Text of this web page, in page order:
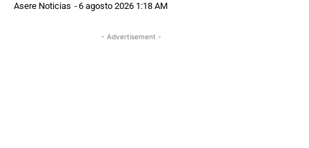
Asere Noticias -6 agosto 2026 1:18 AM
- Advertisement -